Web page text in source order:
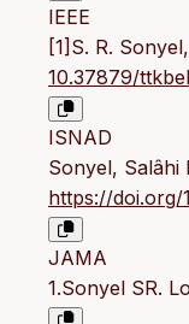
IEEE
[1]S. R.
10.37879/
ISNAD
Sonyel, Salâhi
https://doi.org/
JAMA
1.Sonyel SR.